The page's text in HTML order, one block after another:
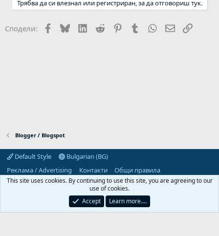
Трябва да си влезнал или регистриран, за да отговориш тук.
Сподели: Facebook
BlueskyLinkedIn
Reddit PinterestTumblr WhatsApp
EmailLink
Blogger / Blogspot
Default Style
Bulgarian (BG)
Реклама / Advertising
Контакти
Общи правила
Декларация за поверителност
Помощ Начало
R
S
Predpriemach.com © 2006-2026. Hosting by:
This site uses cookies. By continuing to use this site, you are agreeing to our
use of cookies.
Accept
Learn more.…